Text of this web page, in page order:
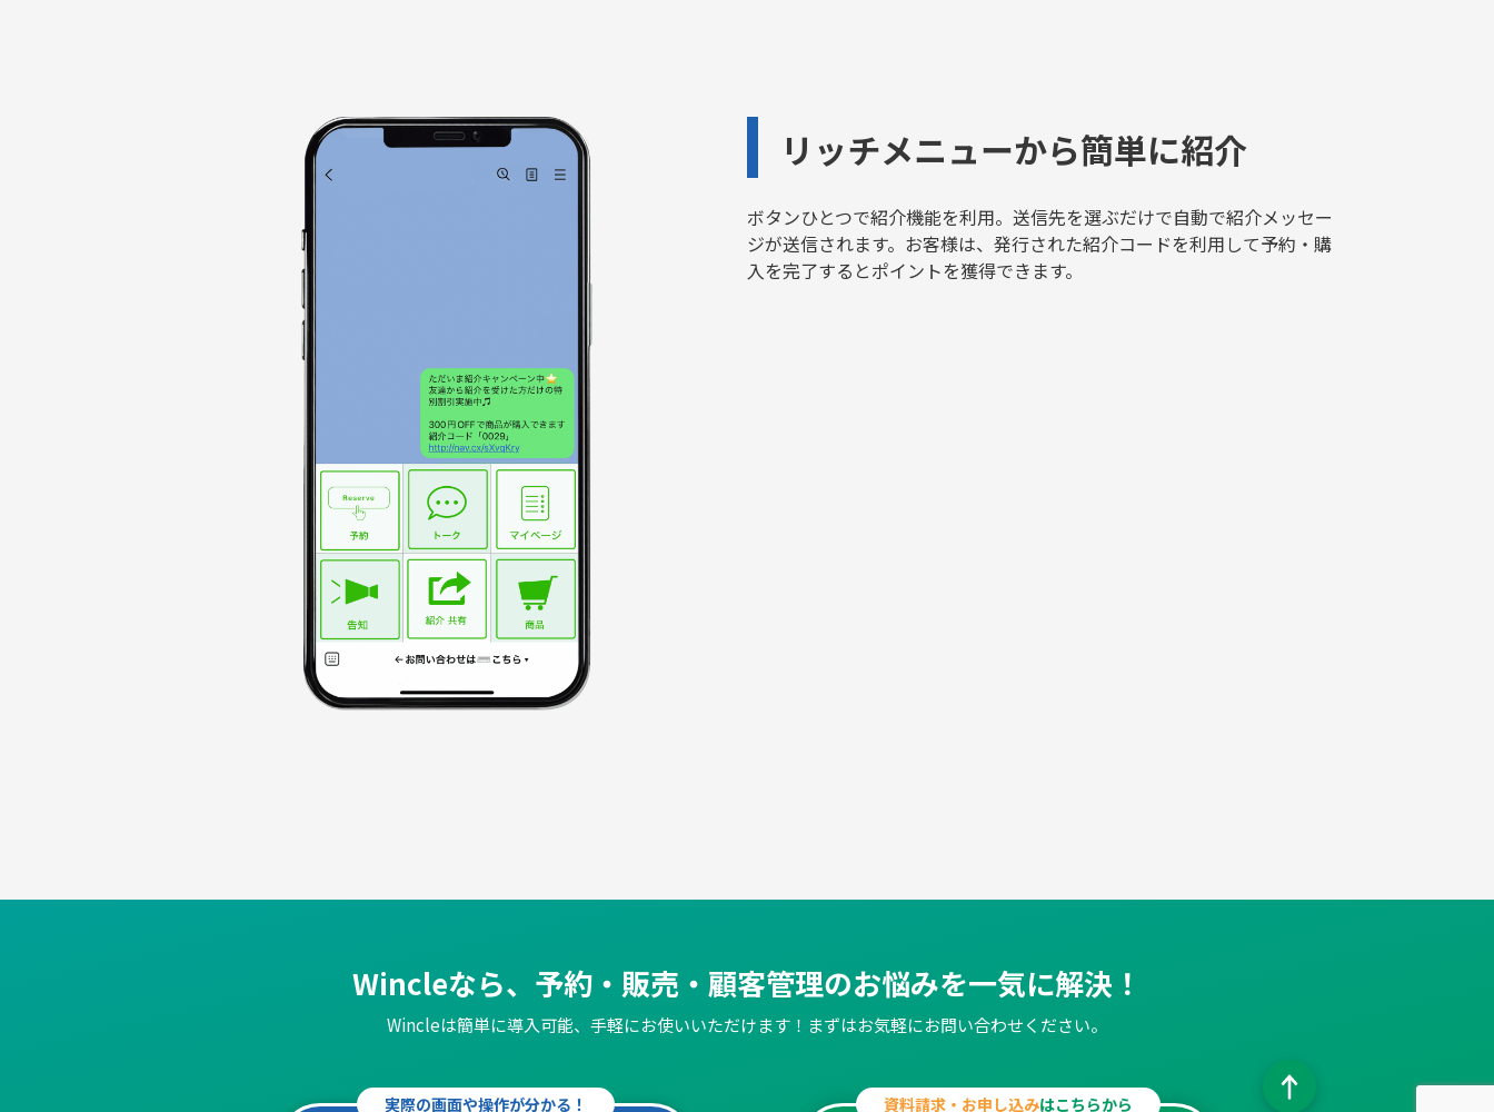
リッチメニューから簡単に紹介
ボタンひとつで紹介機能を利用。送信先を選ぶだけで自動で紹介メッセー
ジが送信されます。お客様は、発行された紹介コードを利用して予約・購
入を完了するとポイントを獲得できます。
Wincleなら、予約・販売・ 顧客管理のお悩みを一気に解決！
Wincleは簡単に導入可能、手軽にお使いいただけます！ まずはお気軽にお問い合わせください。
実際の画面や操作が分かる！ 資料請求・お申し込みはこちらから